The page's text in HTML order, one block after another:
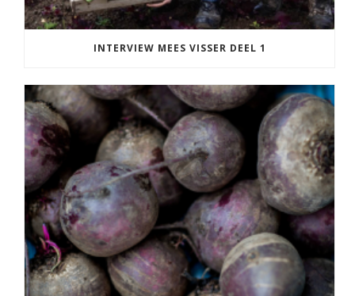
INTERVIEW MEES VISSER DEEL 1